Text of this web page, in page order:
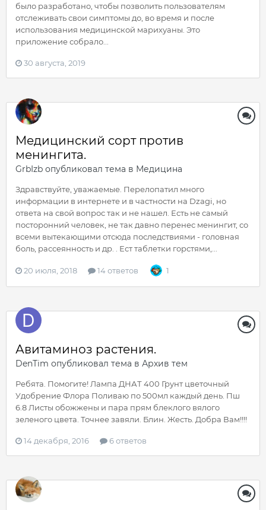
было разработано, чтобы позволить пользователям
отслеживать свои симптомы до, во время и после
использования медицинской марихуаны. Это
приложение собрало...
30 августа, 2019
Медицинский сорт против
менингита.
GrbIzb опубликовал тема в Медицина
Здравствуйте, уважаемые. Перелопатил много
информации в интернете и в частности на Dzagi, но
ответа на свой вопрос так и не нашел. Есть не самый
посторонний человек, не так давно перенес менингит, со
всеми вытекающими отсюда последствиями - головная
боль, рассеянность и др. . Ест таблетки горстями,...
20 июля, 2018 14 ответов 1
Авитаминоз растения.
DenTim опубликовал тема в Архив тем
Ребята. Помогите! Лампа ДНАТ 400 Грунт цветочный
Удобрение Флора Поливаю по 500мл каждый день. Пш
6.8 Листы обожжены и пара прям блеклого вялого
зеленого цвета. Точнее завяли. Блин. Жесть. Добра Вам!!!!
14 декабря, 2016 6 ответов